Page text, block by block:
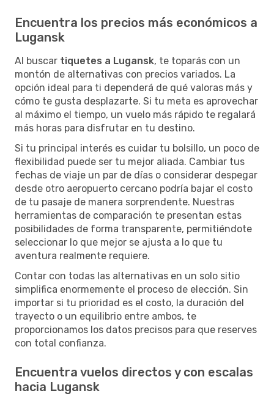
Encuentra los precios más económicos a
Lugansk
Al buscar tiquetes a Lugansk, te toparás con un
montón de alternativas con precios variados. La
opción ideal para ti dependerá de qué valoras más y
cómo te gusta desplazarte. Si tu meta es aprovechar
al máximo el tiempo, un vuelo más rápido te regalará
más horas para disfrutar en tu destino.
Si tu principal interés es cuidar tu bolsillo, un poco de
flexibilidad puede ser tu mejor aliada. Cambiar tus
fechas de viaje un par de días o considerar despegar
desde otro aeropuerto cercano podría bajar el costo
de tu pasaje de manera sorprendente. Nuestras
herramientas de comparación te presentan estas
posibilidades de forma transparente, permitiéndote
seleccionar lo que mejor se ajusta a lo que tu
aventura realmente requiere.
Contar con todas las alternativas en un solo sitio
simplifica enormemente el proceso de elección. Sin
importar si tu prioridad es el costo, la duración del
trayecto o un equilibrio entre ambos, te
proporcionamos los datos precisos para que reserves
con total confianza.
Encuentra vuelos directos y con escalas
hacia Lugansk